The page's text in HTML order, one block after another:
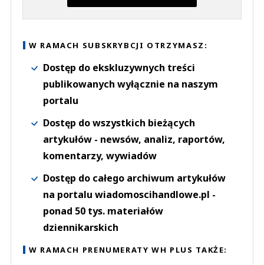
W RAMACH SUBSKRYBCJI OTRZYMASZ:
Dostęp do ekskluzywnych treści
publikowanych wyłącznie na naszym
portalu
Dostęp do wszystkich bieżących
artykułów - newsów, analiz, raportów,
komentarzy, wywiadów
Dostęp do całego archiwum artykułów
na portalu wiadomoscihandlowe.pl -
ponad 50 tys. materiałów
dziennikarskich
W RAMACH PRENUMERATY WH PLUS TAKŻE: